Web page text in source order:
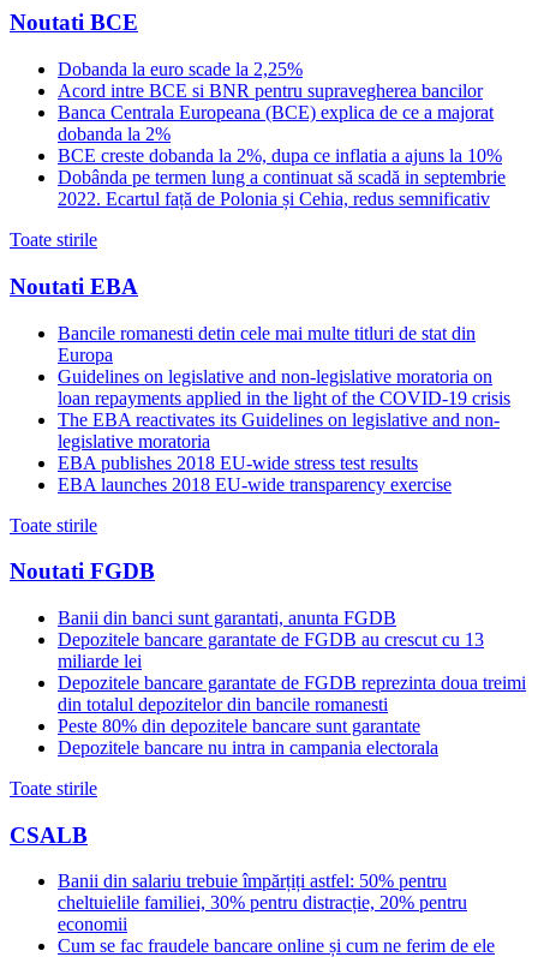
Noutati BCE
Dobanda la euro scade la 2,25%
Acord intre BCE si BNR pentru supravegherea bancilor
Banca Centrala Europeana (BCE) explica de ce a majorat
dobanda la 2%
BCE creste dobanda la 2%, dupa ce inflatia a ajuns la 10%
Dobânda pe termen lung a continuat să scadă in septembrie
2022. Ecartul față de Polonia și Cehia, redus semnificativ
Toate stirile
Noutati EBA
Bancile romanesti detin cele mai multe titluri de stat din
Europa
Guidelines on legislative and non-legislative moratoria on
loan repayments applied in the light of the COVID-19 crisis
The EBA reactivates its Guidelines on legislative and non-
legislative moratoria
EBA publishes 2018 EU-wide stress test results
EBA launches 2018 EU-wide transparency exercise
Toate stirile
Noutati FGDB
Banii din banci sunt garantati, anunta FGDB
Depozitele bancare garantate de FGDB au crescut cu 13
miliarde lei
Depozitele bancare garantate de FGDB reprezinta doua treimi
din totalul depozitelor din bancile romanesti
Peste 80% din depozitele bancare sunt garantate
Depozitele bancare nu intra in campania electorala
Toate stirile
CSALB
Banii din salariu trebuie împărțiți astfel: 50% pentru
cheltuielile familiei, 30% pentru distracție, 20% pentru
economii
Cum se fac fraudele bancare online și cum ne ferim de ele